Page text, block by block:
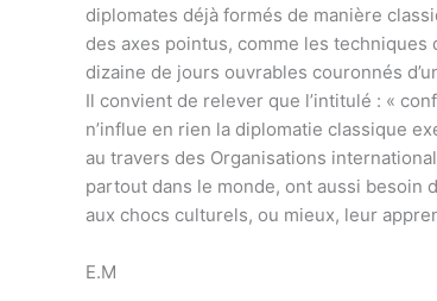
diplomates déjà formés de manière
des axes pointus, comme les
dizaine de jours ouvrables couronnés
Il convient de relever que l’intitulé : «
n’influe en rien la diplomatie classique
au travers des Organisations
partout dans le monde, ont aussi besoin
aux chocs culturels, ou mieux, leur
E.M